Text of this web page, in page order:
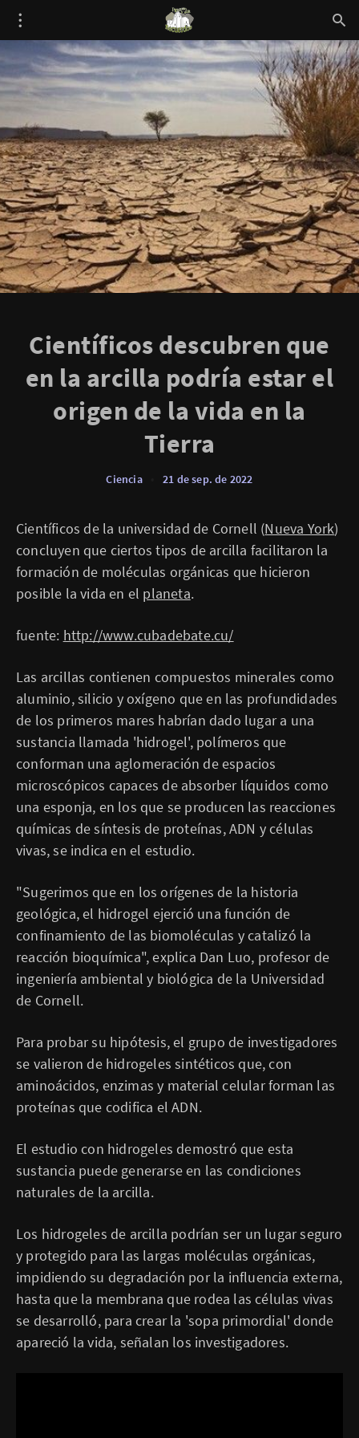
Científicos descubren que
en la arcilla podría estar el
origen de la vida en la
Tierra
Ciencia 21 de sep. de 2022
Científicos de la universidad de Cornell (Nueva York)
concluyen que ciertos tipos de arcilla facilitaron la
formación de moléculas orgánicas que hicieron
posible la vida en el planeta.
fuente: http://www.cubadebate.cu/
Las arcillas contienen compuestos minerales como
aluminio, silicio y oxígeno que en las profundidades
de los primeros mares habrían dado lugar a una
sustancia llamada 'hidrogel', polímeros que
conforman una aglomeración de espacios
microscópicos capaces de absorber líquidos como
una esponja, en los que se producen las reacciones
químicas de síntesis de proteínas, ADN y células
vivas, se indica en el estudio.
"Sugerimos que en los orígenes de la historia
geológica, el hidrogel ejerció una función de
confinamiento de las biomoléculas y catalizó la
reacción bioquímica", explica Dan Luo, profesor de
ingeniería ambiental y biológica de la Universidad
de Cornell.
Para probar su hipótesis, el grupo de investigadores
se valieron de hidrogeles sintéticos que, con
aminoácidos, enzimas y material celular forman las
proteínas que codifica el ADN.
El estudio con hidrogeles demostró que esta
sustancia puede generarse en las condiciones
naturales de la arcilla.
Los hidrogeles de arcilla podrían ser un lugar seguro
y protegido para las largas moléculas orgánicas,
impidiendo su degradación por la influencia externa,
hasta que la membrana que rodea las células vivas
se desarrolló, para crear la 'sopa primordial' donde
apareció la vida, señalan los investigadores.